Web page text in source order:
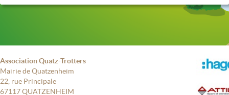
Association Quatz-Trotters
Mairie de Quatzenheim
22, rue Principale
67117 QUATZENHEIM